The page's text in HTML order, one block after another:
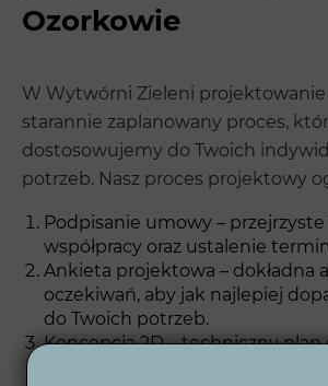
Ozorkowie
W Wytwórni Zieleni
starannie zaplanowany proces,
dostosowujemy do Twoich
potrzeb. Nasz proces projektowy
Podpisanie umowy – przejrzyste
współpracy oraz ustalenie
Ankieta projektowa – dokładna
oczekiwań, aby jak najlepiej
do Twoich potrzeb.
Koncepcja 2D – techniczny